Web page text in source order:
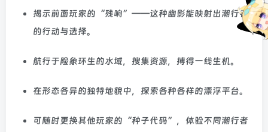
揭示前面玩家的“残响”——这种幽影能映射出潮行者
的行动与选择。
航行于险象环生的水域，搜集资源，搏得一线生机。
在形态各异的独特地貌中，探索各种各样的漂浮平台。
可随时更换其他玩家的“种子代码”，体验不同潮行者